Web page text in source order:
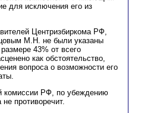
для исключения его из
Центризбиркома РФ,
М .Н. не были указаны
43% от всего
как обстоятельство,
вопроса о возможности его
комиссии РФ, по убеждению
противоречит.